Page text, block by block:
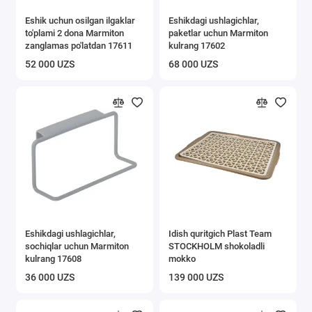
Eshik uchun osilgan ilgaklar
to'plami 2 dona Marmiton
zanglamas po'latdan 17611
52 000 UZS
Eshikdagi ushlagichlar,
paketlar uchun Marmiton
kulrang 17602
68 000 UZS
Eshikdagi ushlagichlar,
sochiqlar uchun Marmiton
kulrang 17608
36 000 UZS
Idish quritgich Plast Team
STOCKHOLM shokoladli
mokko
139 000 UZS